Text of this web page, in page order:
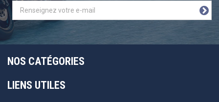
NOS CATÉGORIES
LIENS UTILES